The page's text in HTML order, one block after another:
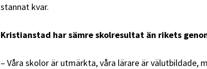
stannat kvar.
Kristianstad har sämre skolresultat än rikets
– Våra skolor är utmärkta, våra lärare är välutbildade,